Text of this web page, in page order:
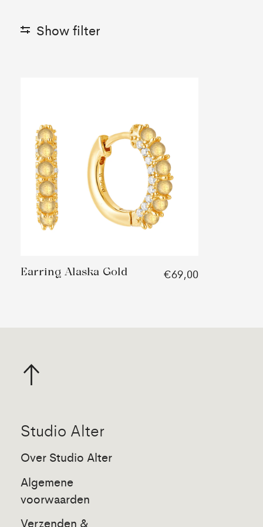
Show filter
Earring Alaska Gold €69,00
Studio Alter
Over Studio Alter
Algemene
voorwaarden
Verzenden &